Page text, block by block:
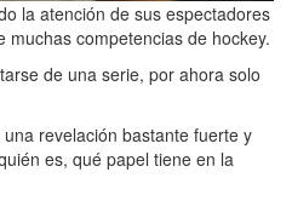
la atención de sus espectadores
competencias de hockey.
de una serie, por ahora solo
revelación bastante fuerte y
es, qué papel tiene en la